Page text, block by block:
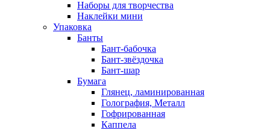
Наборы для творчества
Наклейки мини
Упаковка
Банты
Бант-бабочка
Бант-звёздочка
Бант-шар
Бумага
Глянец, ламинированная
Голография, Металл
Гофрированная
Каппела